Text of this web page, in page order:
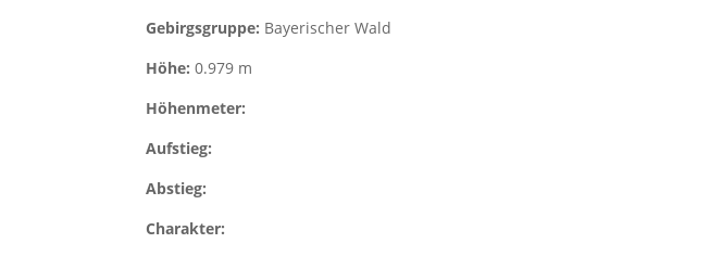
Gebirgsgruppe: Bayerischer Wald
Höhe:0.979 m
Höhenmeter:
Aufstieg:
Abstieg:
Charakter: